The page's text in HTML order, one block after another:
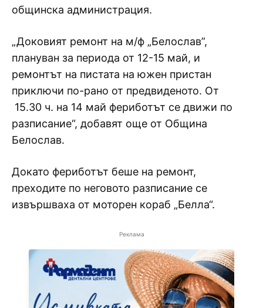
общинска администрация.
„Доковият ремонт на м/ф „Белослав”,
плануван за периода от 12-15 май, и
ремонтът на пистата на южен пристан
приключи по-рано от предвиденото. От
15.30 ч. на 14 май фериботът се движи по
разписание“, добавят още от Община
Белослав.
Докато фериботът беше на ремонт,
преходите по неговото разписание се
извършваха от моторен кораб „Белла“.
Реклама